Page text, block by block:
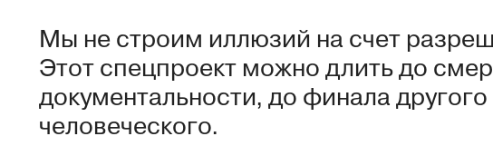
Мы не строим иллюзий на счет
Этот спецпроект можно длить до
документальности, до финала
человеческого.